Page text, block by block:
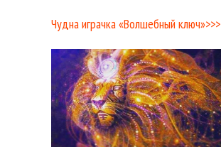
Чудна играчка «Волшебный ключ»>>>